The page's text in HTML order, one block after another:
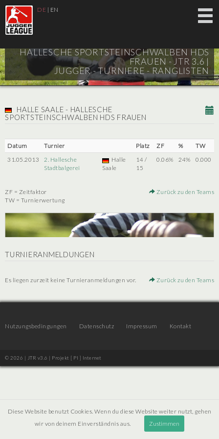
DE | EN
HALLESCHE SPORTSTEINSCHWALBEN HDS
FRAUEN - JTR 3.6 |
JUGGER - TURNIERE - RANGLISTEN
HALLE SAALE - HALLESCHE
SPORTSTEINSCHWALBEN HDS FRAUEN
Datum Turnier Platz ZF %
TW
31.05.2013
2. Hallesche
Stadtbalgerei
Halle
Saale
14 /
15
0.06% 24% 0.000
ZF = Zeitfaktor
TW = Turnierwertung
Zurück zu den Teams
TURNIERANMELDUNGEN
Es liegen zurzeit keine Turnieranmeldungen vor. Zurück zu den Teams
Nutzungsbedingungen Datenschutz Impressum Kontakt
© 2026 | JTR v3.6 | Projekt [ PI ] Internet
Diese Website benutzt Cookies. Wenn du diese Website weiter nutzt, gehen
wir von deinem Einverständnis aus.
Zustimmen